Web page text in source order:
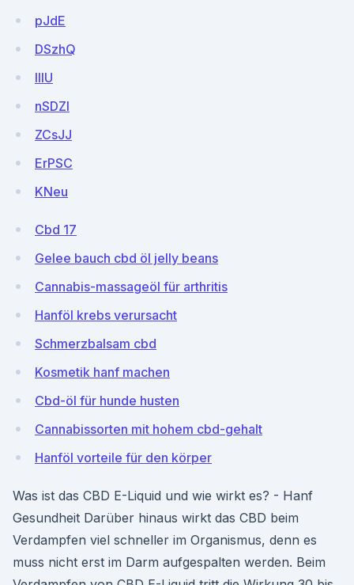
pJdE
DSzhQ
IlIU
nSDZl
ZCsJJ
ErPSC
KNeu
Cbd 17
Gelee bauch cbd öl jelly beans
Cannabis-massageöl für arthritis
Hanföl krebs verursacht
Schmerzbalsam cbd
Kosmetik hanf machen
Cbd-öl für hunde husten
Cannabissorten mit hohem cbd-gehalt
Hanföl vorteile für den körper
Was ist das CBD E-Liquid und wie wirkt es? - Hanf
Gesundheit Darüber hinaus wirkt das CBD beim
Verdampfen viel schneller im Organismus, denn es
muss nicht erst im Darm aufgespalten werden. Beim